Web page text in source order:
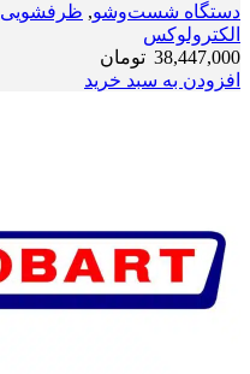
دستگاه شست‌و‌شو, ظرفشویی
الکترولوکس
38,447,000 تومان
افزودن به سبد خرید